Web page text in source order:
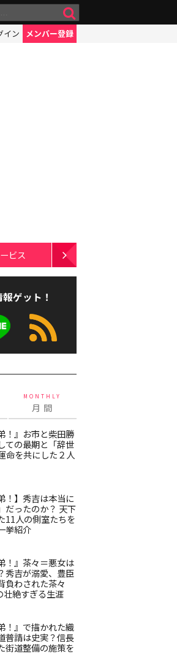
イン メンバー登録
ビス
ゲット！
MONTHLY
月 間
！』お市と柴田勝
ての最期と「辞世
命を共にした２人
！】秀吉は本当に
だったのか？ 天下
11人の側室たちを
挙紹介
！』茶々＝悪女は
秀吉が溺愛、豊臣
負わされた茶々
壮絶すぎる生涯
！』で描かれた織
普請は史実？信長
街道整備の施策を